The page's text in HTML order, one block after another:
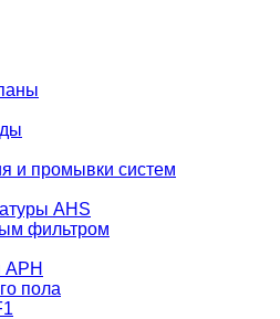
и промывки систем
AHS
фильтром
пола